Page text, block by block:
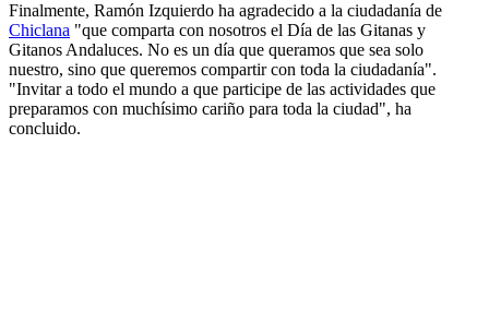
Finalmente, Ramón Izquierdo ha agradecido a la ciudadanía de
Chiclana "que comparta con nosotros el Día de las Gitanas y
Gitanos Andaluces. No es un día que queramos que sea solo
nuestro, sino que queremos compartir con toda la ciudadanía".
"Invitar a todo el mundo a que participe de las actividades que
preparamos con muchísimo cariño para toda la ciudad", ha
concluido.